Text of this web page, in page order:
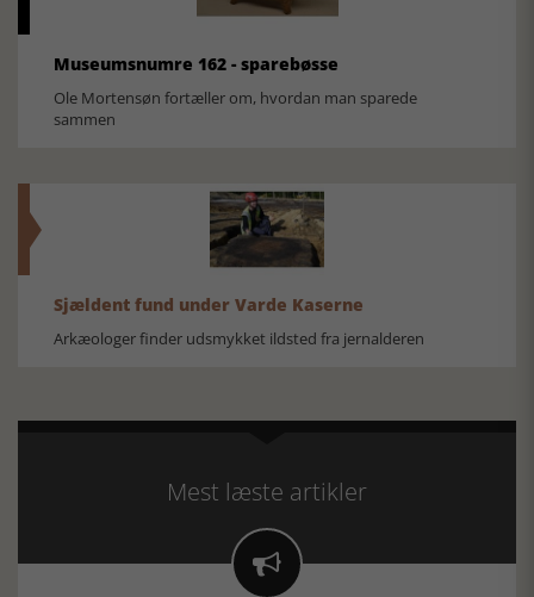
Museumsnumre 162 - sparebøsse
Ole Mortensøn fortæller om, hvordan man sparede
sammen
Sjældent fund under Varde Kaserne
Arkæologer finder udsmykket ildsted fra jernalderen
Mest læste artikler
